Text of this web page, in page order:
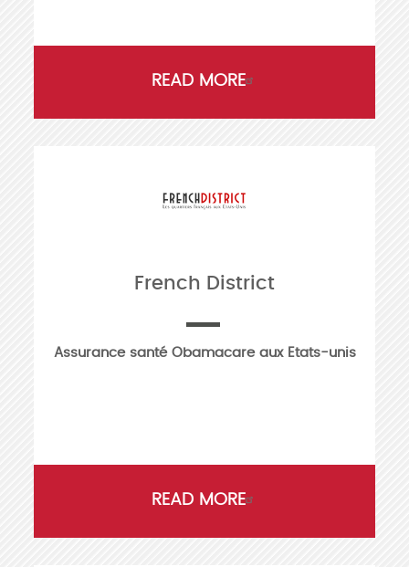
READ MORE
French District
Assurance santé Obamacare aux Etats-unis
READ MORE